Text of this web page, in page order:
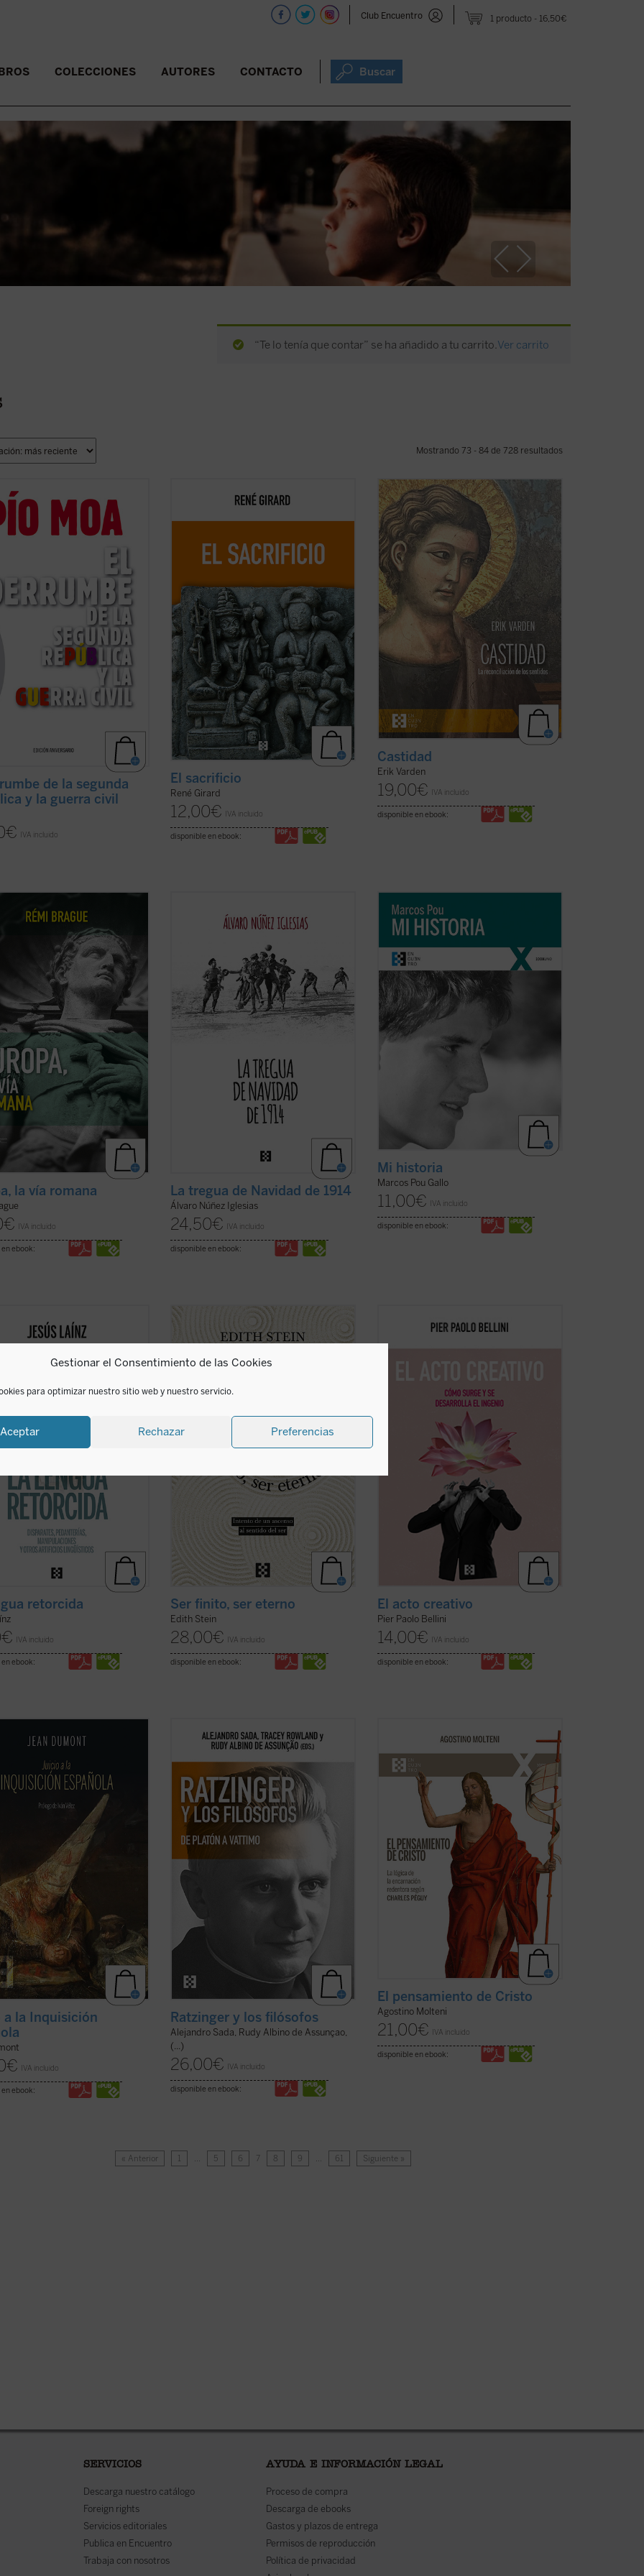
Gestionar el Consentimiento de las Cookies
para optimizar nuestro sitio web y nuestro servicio.
Aceptar Rechazar Preferencias
1 producto 16,50€
Club Encuentro
COLECCIONES AUTORES CONTACTO Buscar
“Te lo tenía que contar” se ha añadido a tu carrito. Ver carrito
Mostrando 73 - 84 de 728 resultados
la Guerra Civil española por una
fascista a la que se vio obligada
la izquierda, o por un peligro
que la derecha hubo de
¿Quién comenzó la guerra?
tuvo en ello la revuelta de ...
de la segunda
y la guerra civil
€ IVA incluido
Esta nueva edición, publicada a modo de
nacimiento del autor, rescata un texto
edificio girardiano, pues el sacrificio no
es un tema cualquiera de la antropología
El sacrificio
René Girard
12,00€ IVA incluido
disponible en ebook:
Erik Varden muestra —en un texto
enriquecido con una amplia gama de
referencias a las escrituras, la literatura,
la música, la pintura y la escultura— que
la castidad, la dirección única de los
sentidos, es una cualidad atractiva y ...
(ver ficha)
Castidad
Erik Varden
19,00€ IVA incluido
disponible en ebook:
aborda de nuevo la
de la identidad, centrándose en
romana», la latinidad de Europa.
edición deEuropa, la vía
, un clásico del autor publicado en
idiomas, ha sido ampliada y ...
la vía romana
€ IVA incluido
ebook:
la Navidad que se compone de muchas
buena voluntad. Cientos de fragmentos
de diarios de guerra e historias
regimentales de uno y otro bando que,
sin censura, aunque ... (ver ficha)
La tregua de Navidad de 1914
Álvaro Núñez Iglesias
24,50€ IVA incluido
disponible en ebook:
«Es algo extraño hablar de 'mi historia'
puesto que lo único interesante en ella, lo
único que la salva de ser una historia
aburrida y plana es lo que Cristo ha
hecho en mi vida. Por lo tanto, es más
bien la historia de lo que Cristo ha hecho
...
(ver ficha)
Mi historia
Marcos Pou Gallo
11,00€ IVA incluido
disponible en ebook:
un inagotable suministro de
en el uso cotidiano de la
manipulaciones de los
y otros pedantes... Y lo más
retorcida
€ IVA incluido
ebook:
Ser finito, ser eternoes la principal obra
filosófica de Stein, un diálogo entre
Aquino que se extiende a Platón,
Este ensayo lleva la impronta del ...
Ser finito, ser eterno
Edith Stein
28,00€ IVA incluido
disponible en ebook:
Acompaña al profesor Pier Paolo Bellini
artísticos, sociológicos y filosóficos de la
creatividad. ¿En qué consiste lo creativo?
¿Qué fomenta la creatividad? ...
El acto creativo
Pier Paolo Bellini
14,00€ IVA incluido
disponible en ebook:
la Inquisición se condensa
concebirse. Jean Dumont, el
se propone enJuicio a la
españoladar una oportunidad
a la acusada. El resultado ...
a la Inquisición
€ IVA incluido
ebook:
La conversación y el diálogo con filósofos
clásicos y contemporáneos es una de las
características más sobresalientes en el
pensamiento del papa teólogo. Una
compilación de los interlocutores más
relevantes y una visión de conjunto de ...
(ver ficha)
Ratzinger y los filósofos
Alejandro Sada, Rudy Albino de Assunçao,
(...)
26,00€ IVA incluido
disponible en ebook:
Hasta ahora los apreciables estudios
han centrado solamente en algunos
aspectos específicos de la reflexión
cristiana, pero no han indagado sobre
cómo el escritor supo reconocer el
pensamiento de ...
(ver ficha)
El pensamiento de Cristo
Agostino Molteni
21,00€ IVA incluido
disponible en ebook:
« Anterior 1 5 6 7 8 9 61 Siguiente »
SERVICIOS
Descarga nuestro catálogo
Foreign rights
Servicios editoriales
Publica en Encuentro
Trabaja con nosotros
AYUDA E INFORMACIÓN LEGAL
Proceso de compra
Descarga de ebooks
Gastos y plazos de entrega
Permisos de reproducción
Política de privacidad